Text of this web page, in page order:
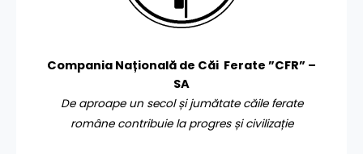
Compania Națională de Căi Ferate ”CFR” –
SA
De aproape un secol și jumătate căile ferate
române contribuie la progres și civilizație